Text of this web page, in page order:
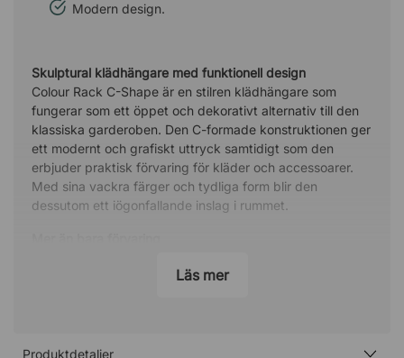
Modern design.
Skulptural klädhängare med funktionell design
Colour Rack C-Shape är en stilren klädhängare som
fungerar som ett öppet och dekorativt alternativ till den
klassiska garderoben. Den C-formade konstruktionen ger
ett modernt och grafiskt uttryck samtidigt som den
erbjuder praktisk förvaring för kläder och accessoarer.
Med sina vackra färger och tydliga form blir den
dessutom ett iögonfallande inslag i rummet.
användas som en lätt rumsavdelare. Den öppna designen
Läs mer
Produktdetaljer